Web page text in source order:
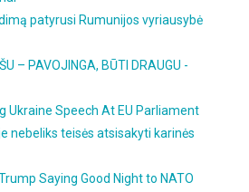
patyrusi Rumunijos vyriausybė
– PAVOJINGA, BŪTI DRAUGU -
Ukraine Speech At EU Parliament
nebeliks teisės atsisakyti karinės
Saying Good Night to NATO